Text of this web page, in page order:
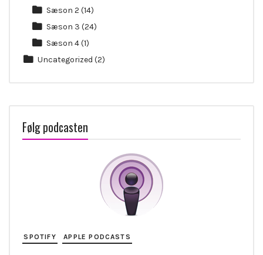
Sæson 2 (14)
Sæson 3 (24)
Sæson 4(1)
Uncategorized (2)
Følg podcasten
SPOTIFY APPLE PODCASTS